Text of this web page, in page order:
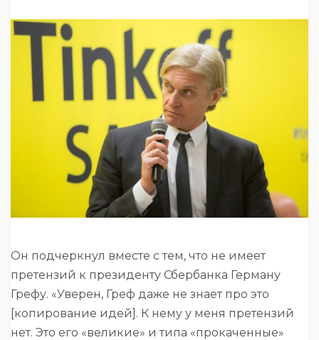
Он подчеркнул вместе с тем, что не имеет
претензий к президенту Сбербанка Герману
Грефу. «Уверен, Греф даже не знает про это
[копирование идей]. К нему у меня претензий
нет. Это его «великие» и типа «прокаченные»